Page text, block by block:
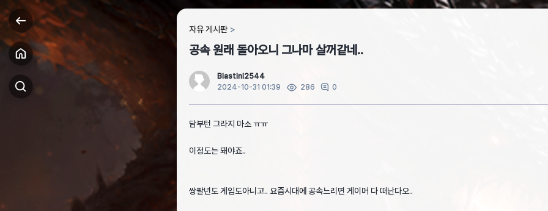
자유 게시판
공속 원래 돌아오니 그나마 살꺼같네..
Biastini2544
2024-10-31 01:39
286 0
담부턴 그라지 마소 ㅠㅠ
이정도는 돼야죠..
쌍팔년도 게임도아니고.. 요즘시대에 공속느리면 게이머 다 떠난다오..